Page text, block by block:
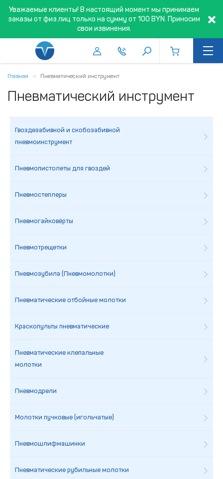
Уважаемые клиенты! В настоящий момент мы принимаем
заказы от физ.лиц только на сумму от 100 BYN. Приносим
свои извинения.
Главная Пневматический инструмент
Пневматический инструмент
Гвоздезабивной и скобозабивной
пневмоинструмент
Пневмопистолеты для гвоздей
Пневмостеплеры
Пневмогайковёрты
Пневмотрещетки
Пневмозубила (Пневмомолотки)
Пневматические отбойные молотки
Краскопульты пневматические
Пневматические клепальные
молотки
Пневмодрели
Молотки пучковые (игольчатые)
Пневмошлифмашинки
Пневматические рубильные молотки